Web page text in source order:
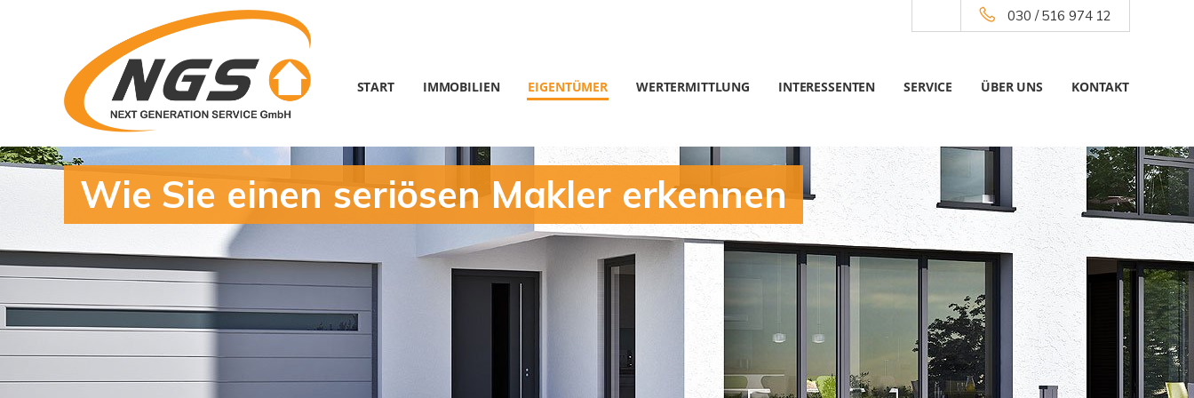
030 / 516 974 12
START IMMOBILIEN EIGENTÜMER WERTERMITTLUNG INTERESSENTEN SERVICE ÜBER UNS KONTAKT
Wie Sie einen seriösen Makler erkennen